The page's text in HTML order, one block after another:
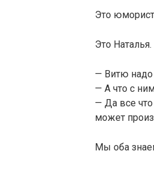
Это
Это
— Витю надо
— А что с
— Да все что
может
Мы оба